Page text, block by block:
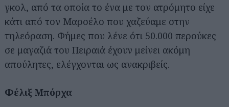
γκολ, από τα οποία το ένα με τον ατρόμητο είχε
κάτι από τον Μαρσέλο που χαζεύαμε στην
τηλεόραση. Φήμες που λένε ότι 50.000 περούκες
σε μαγαζιά του Πειραιά έχουν μείνει ακόμη
απούλητες, ελέγχονται ως ανακριβείς.
Φέλιξ Μπόρχα